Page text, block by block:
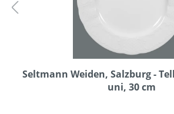
Seltmann Weiden, Salzburg -
uni, 30 cm